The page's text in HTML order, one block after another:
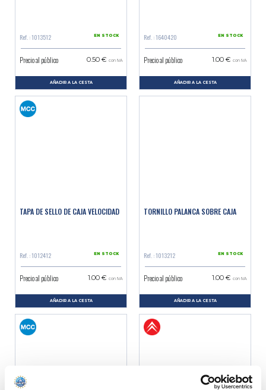
Ref. : 1013512 EN STOCK
Precio al público 0.50 € con IVA
AÑADIR A LA CESTA
Ref. : 1640420 EN STOCK
Precio al público 1.00 € con IVA
AÑADIR A LA CESTA
TAPA DE SELLO DE CAJA VELOCIDAD
Ref. : 1012412 EN STOCK
Precio al público 1.00 € con IVA
AÑADIR A LA CESTA
TORNILLO PALANCA SOBRE CAJA
Ref. : 1013212 EN STOCK
Precio al público 1.00 € con IVA
AÑADIR A LA CESTA